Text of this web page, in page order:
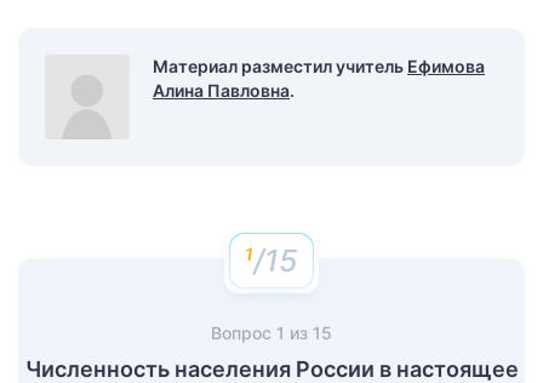
Материал разместил учитель Ефимова
Алина Павловна.
/15
Вопрос 1 из 15
Численность населения России в настоящее